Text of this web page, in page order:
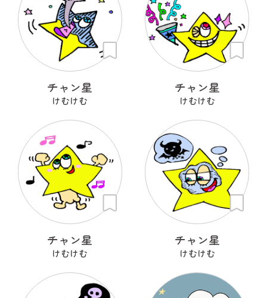
チャン星
けむけむ
チャン星
けむけむ
チャン星
けむけむ
チャン星
けむけむ